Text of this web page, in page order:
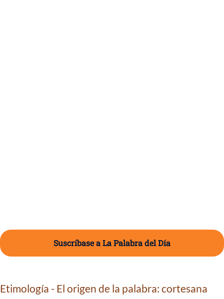
Suscríbase a La Palabra del Día
Etimología - El origen de la palabra: cortesana